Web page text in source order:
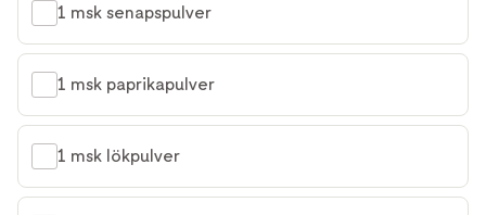
1 msk senapspulver
1 msk paprikapulver
1 msk lökpulver